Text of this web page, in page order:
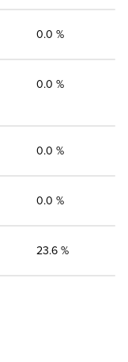
0.0 %
0.0 %
0.0 %
0.0 %
23.6 %